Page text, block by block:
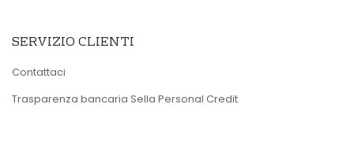
SERVIZIO CLIENTI
Contattaci
Trasparenza bancaria Sella Personal Credit